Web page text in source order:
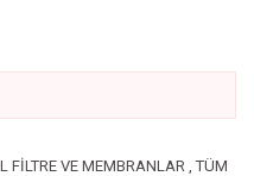
FİLTRE VE MEMBRANLAR ,TÜM